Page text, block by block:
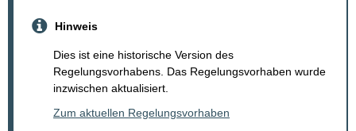
Hinweis
Dies ist eine historische Version des
Regelungsvorhabens. Das Regelungsvorhaben wurde
inzwischen aktualisiert.
Zum aktuellen Regelungsvorhaben